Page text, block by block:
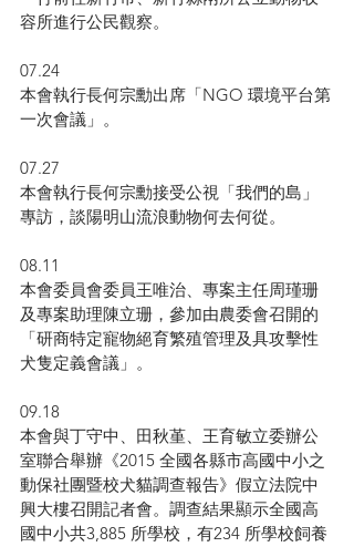
容所進行公民觀察。
07.24
本會執行長何宗勳出席「NGO 環境平台第
一次會議」。
07.27
本會執行長何宗勳接受公視「我們的島」
專訪，談陽明山流浪動物何去何從。
08.11
本會委員會委員王唯治、專案主任周瑾珊
及專案助理陳立珊，參加由農委會召開的
「研商特定寵物絕育繁殖管理及具攻擊性
犬隻定義會議」。
09.18
本會與丁守中、田秋堇、王育敏立委辦公
室聯合舉辦《2015 全國各縣市高國中小之
動保社團暨校犬貓調查報告》假立法院中
興大樓召開記者會。調查結果顯示全國高
國中小共3,885 所學校，有234 所學校飼養